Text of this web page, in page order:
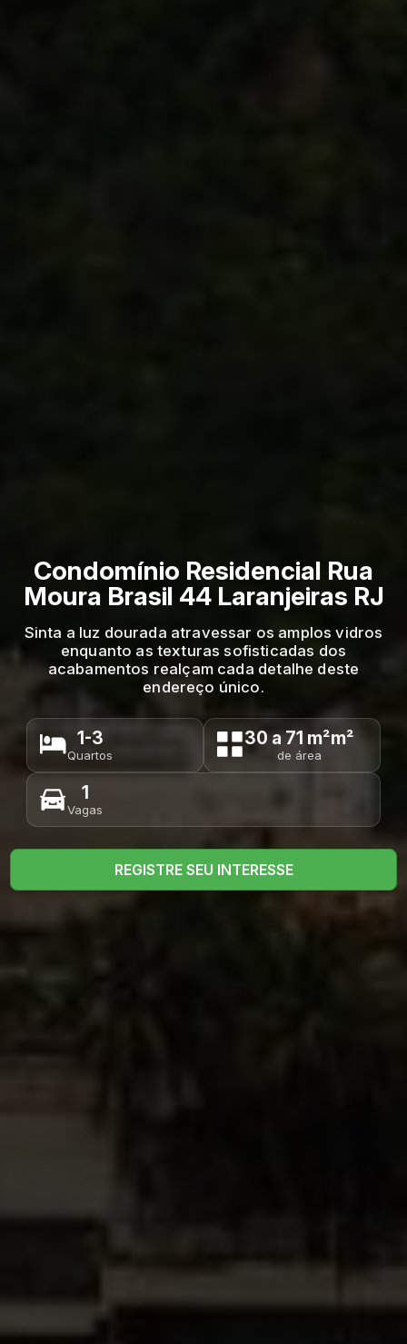
Condomínio Residencial Rua
Moura Brasil 44 Laranjeiras RJ
Sinta a luz dourada atravessar os amplos vidros
enquanto as texturas sofisticadas dos
acabamentos realçam cada detalhe deste
endereço único.
1-3
Quartos
30 a 71 m²m²
de área
1
Vagas
REGISTRE SEU INTERESSE